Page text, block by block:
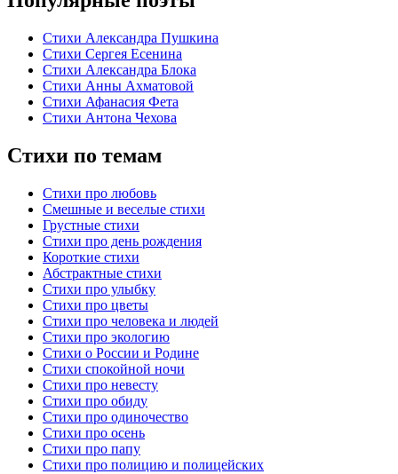
Стихи Александра Пушкина
Стихи Сергея Есенина
Стихи Александра Блока
Стихи Анны Ахматовой
Стихи Афанасия Фета
Стихи Антона Чехова
Стихи по темам
Стихи про любовь
Смешные и веселые стихи
Грустные стихи
Стихи про день рождения
Короткие стихи
Абстрактные стихи
Стихи про улыбку
Стихи про цветы
Стихи про человека и людей
Стихи про экологию
Стихи о России и Родине
Стихи спокойной ночи
Стихи про невесту
Стихи про обиду
Стихи про одиночество
Стихи про осень
Стихи про папу
Стихи про полицию и полицейских